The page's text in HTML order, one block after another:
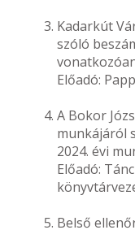
Kadarkút
szóló
Előadó:
A Bokor
munkájáról
2024. évi
Előadó:
Belső